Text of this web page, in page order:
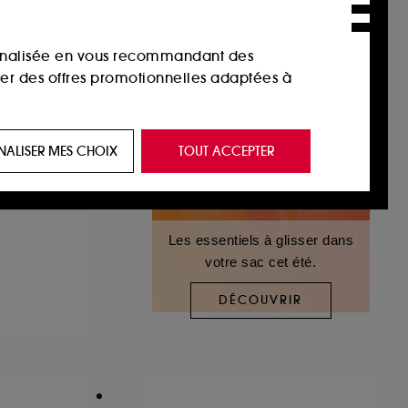
Les essentiels à glisser dans
votre sac cet été.
DÉCOUVRIR
en vous recommandant des
des offres promotionnelles adaptées à
vous plaire via des publicités, y compris
navigation sur notre site afin d’en
fraudes aux moyens de paiement et les
TOUT ACCEPTER
MES CHOIX